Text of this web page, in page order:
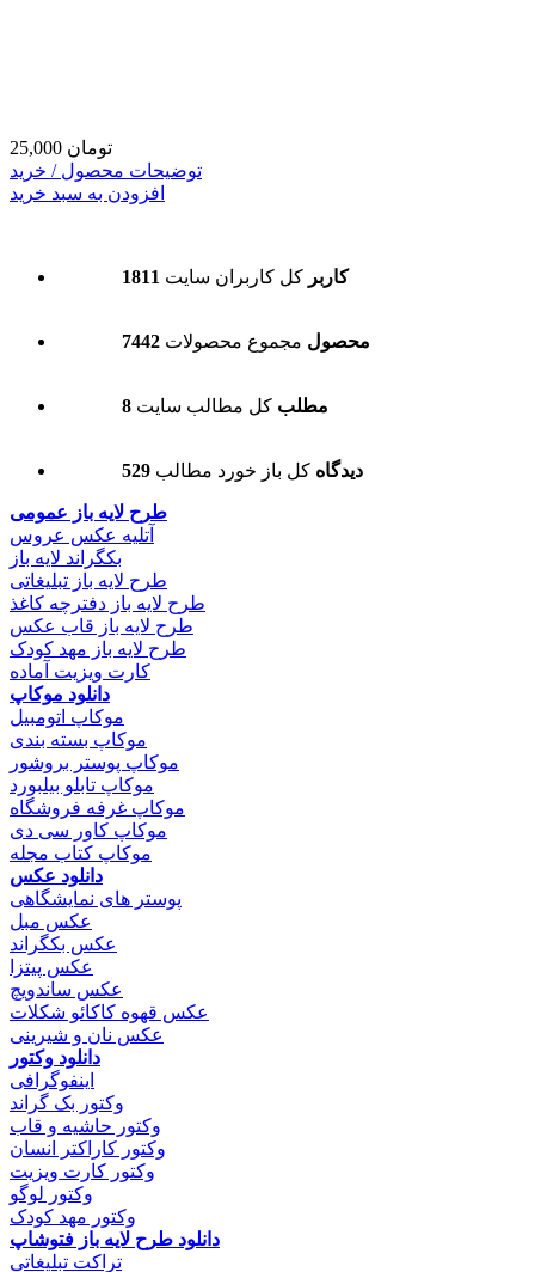
25,000 تومان
توضیحات محصول / خرید
افزودن به سبد خرید
1811 کاربر کل کاربران سایت
7442 محصول مجموع محصولات
8 مطلب کل مطالب سایت
529 دیدگاه کل باز خورد مطالب
طرح لایه باز عمومی
آتلیه عکس عروس
بکگراند لایه باز
طرح لایه باز تبلیغاتی
طرح لایه باز دفترچه کاغذ
طرح لایه باز قاب عکس
طرح لایه باز مهد کودک
کارت ویزیت آماده
دانلود موکاپ
موکاپ اتومبیل
موکاپ بسته بندی
موکاپ پوستر بروشور
موکاپ تابلو بیلبورد
موکاپ غرفه فروشگاه
موکاپ کاور سی دی
موکاپ کتاب مجله
دانلود عکس
پوستر های نمایشگاهی
عکس مبل
عکس بکگراند
عکس پیتزا
عکس ساندویچ
عکس قهوه کاکائو شکلات
عکس نان و شیرینی
دانلود وکتور
اینفوگرافی
وکتور بک گراند
وکتور حاشیه و قاب
وکتور کاراکتر انسان
وکتور کارت ویزیت
وکتور لوگو
وکتور مهد کودک
دانلود طرح لایه باز فتوشاپ
تراکت تبلیغاتی